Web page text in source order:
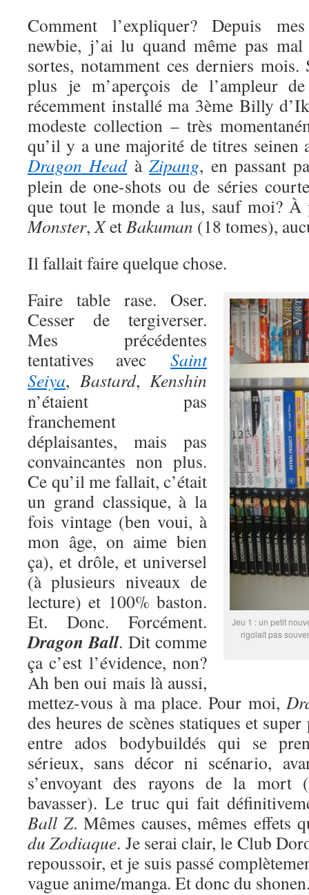
Comment l’expliquer? Depuis
newbie, j’ai lu quand même pas
sortes, notamment ces derniers
plus je m’aperçois de l’ampleur
récemment installé ma 3ème Billy
modeste collection – très
qu’il y a une majorité de titres seinen
Dragon HeadàZipang, en passant
plein de one-shots ou de séries
que tout le monde a lus, sauf moi?
Monster,XetBakuman (18 tomes),
Il fallait faire quelque chose.
Jeu 1 : un petit
rigolait pas
Faire table rase. Oser.
Cesser de tergiverser.
Mes précédentes
tentatives avec Saint
Seiya, Bastard, Kenshin
n’étaient pas
franchement
déplaisantes, mais pas
convaincantes non plus.
Ce qu’il me fallait, c’était
un grand classique, à la
fois vintage (ben voui, à
mon âge, on aime bien
ça), et drôle, et universel
(à plusieurs niveaux de
lecture) et 100% baston.
Et. Donc. Forcément.
Dragon Ball. Dit comme
ça c’est l’évidence, non?
Ah ben oui mais là aussi,
mettez-vous à ma place. Pour moi,
des heures de scènes statiques et
entre ados bodybuildés qui se
sérieux, sans décor ni scénario,
s’envoyant des rayons de la mort
bavasser). Le truc qui fait
Ball Z. Mêmes causes, mêmes effets
du Zodiaque. Je serai clair, le Club
repoussoir, et je suis passé
vague anime/manga. Et donc du